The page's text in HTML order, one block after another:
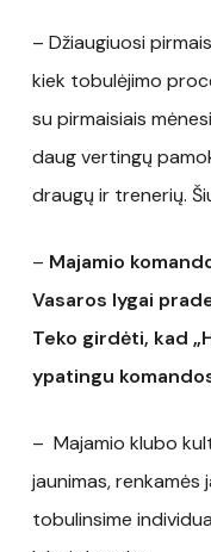
– Džiaugiuosi
kiek tobulėjimo
su pirmaisiais
daug vertingų
draugų ir trenerių.
– Majamio
Vasaros lygai
Teko girdėti, kad
ypatingu
– Majamio klubo
jaunimas, renkamės
tobulinsime